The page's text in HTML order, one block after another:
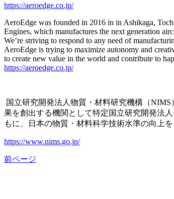
https://aeroedge.co.jp/
AeroEdge was founded in 2016 in in Ashikaga,
Engines, which manufactures the next generation
We’re striving to respond to any need of
AeroEdge is trying to maximize autonomy and
to create new value in the world and contribute to
https://aeroedge.co.jp/
国立研究開発法人物質・材料研究機構（
果を創出する機関として特定国立研究開発法
もに、日本の物質・材料科学技術水準の向上を
https://www.nims.go.jp/
前ページ